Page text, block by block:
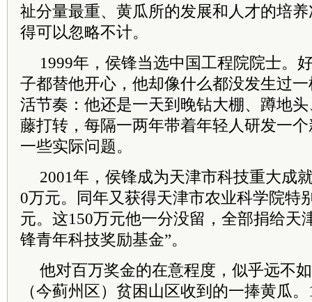
祉分量最重、黄瓜所的发展和人才的培
得可以忽略不计。
1999年，侯锋当选中国工程院院士。
子都替他开心，他却像什么都没发生过
活节奏：他还是一天到晚钻大棚、蹲地
藤打转，每隔一两年带着年轻人研发一
一些实际问题。
2001年，侯锋成为天津市科技重大成
0万元。同年又获得天津市农业科学院特
元。这150万元他一分没留，全部捐给天
锋青年科技奖励基金”。
他对百万奖金的在意程度，似乎远不
（今蓟州区）贫困山区收到的一捧黄瓜